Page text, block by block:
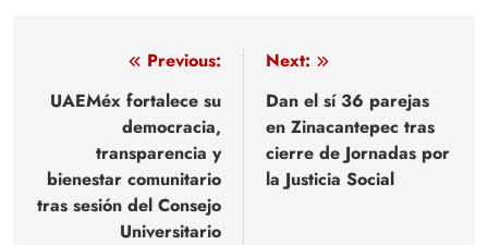
Navegación
de
entradas
Previous:
UAEMéx fortalece su
democracia,
transparencia y
bienestar comunitario
tras sesión del Consejo
Universitario
Next:
Dan el sí 36 parejas
en Zinacantepec tras
cierre de Jornadas por
la Justicia Social